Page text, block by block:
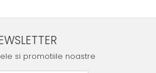
si promotiile noastre